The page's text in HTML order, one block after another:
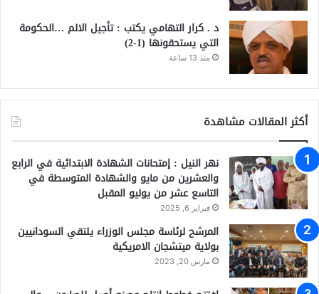
د . كرار التهامي يكتب : تأجيل الالم …الحكومة
التي يستحقونها (1-2)
منذ 13 ساعة
أكثر المقالات مشاهدة
نهر النيل : إمتحانات الشهادة الابتدائية في الرابع
والعشرين من مايو والشهادة المتوسطة في
التاسع عشر من يوليو المقبل
فبراير 6, 2025
المرشح لرئاسة مجلس الوزراء يلتقي السودانيين
بولاية ميتشجان الامريكية
مارس 20, 2023